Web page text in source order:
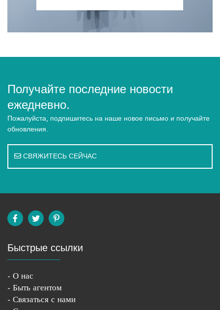
Получайте последние новости
ежедневно.
Пожалуйста, подпишитесь на наше новое письмо и получайте
обновления.
СВЯЖИТЕСЬ СЕЙЧАС
Быстрые ссылки
- О нас
- Быть агентом
- Связаться с нами